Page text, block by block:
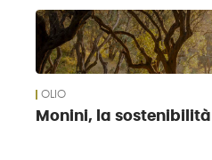
OLIO
Monini, la